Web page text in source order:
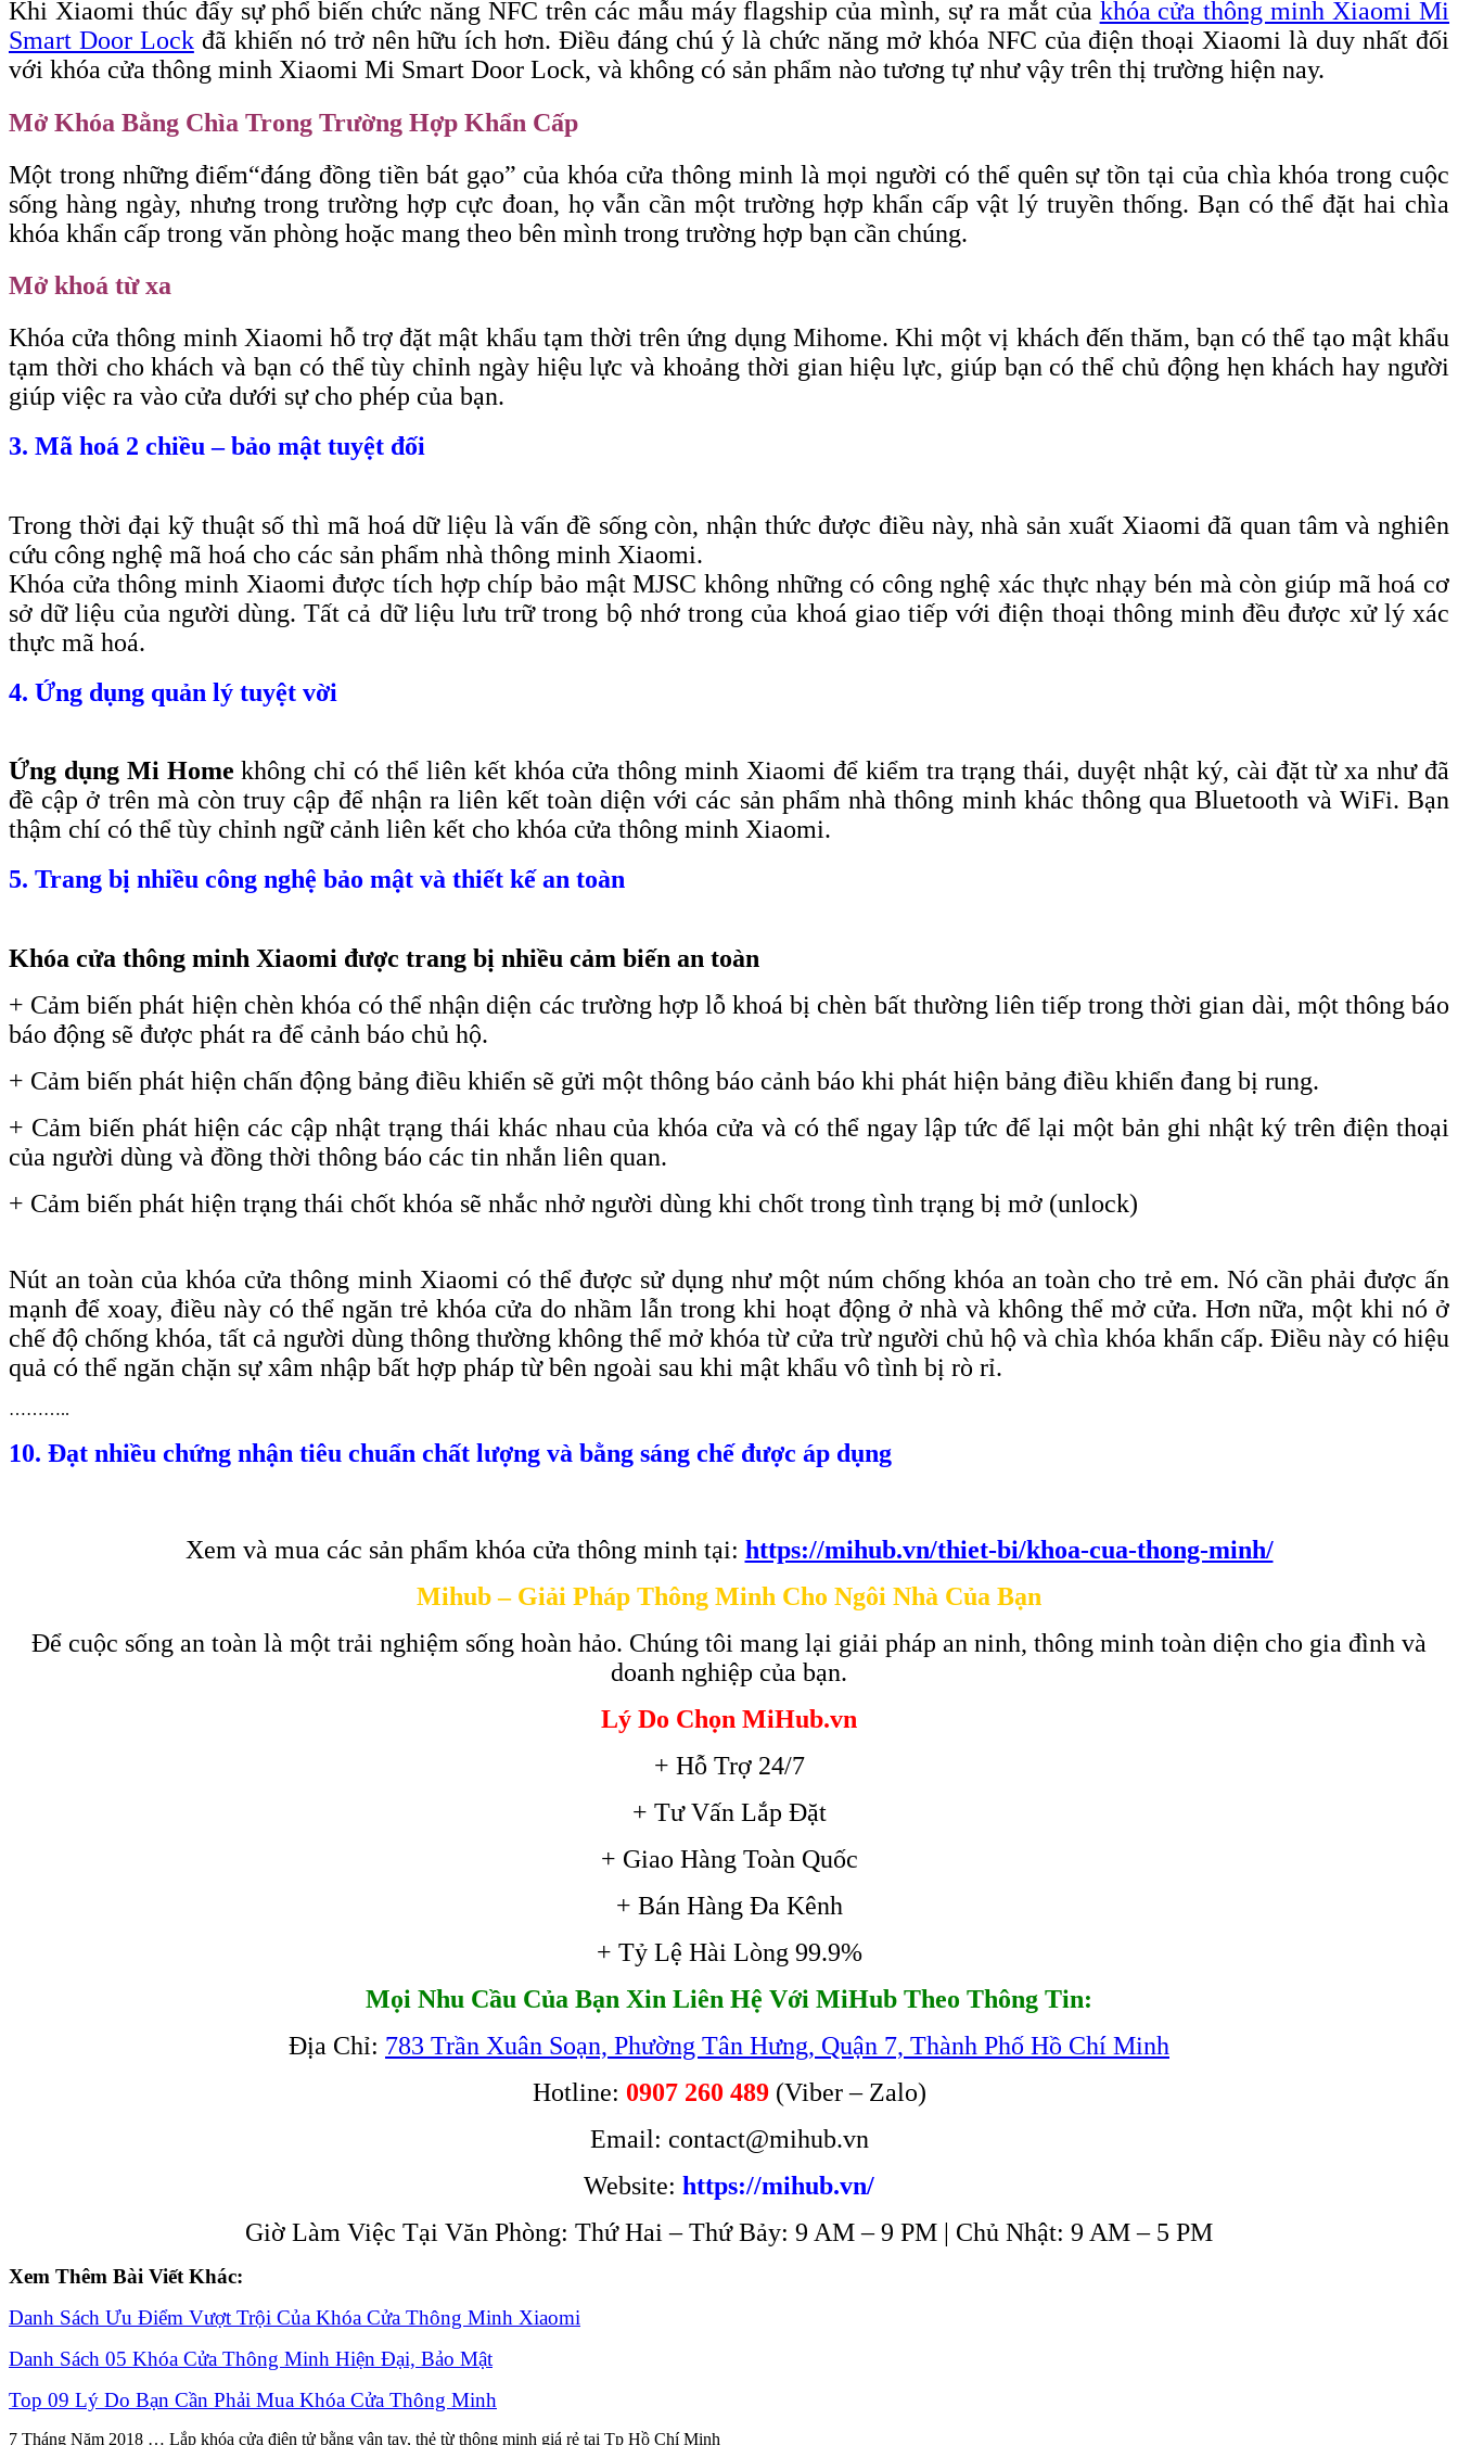
Khi Xiaomi thúc đẩy sự phổ biến chức năng NFC trên các mẫu máy flagship của mình, sự ra mắt của khóa cửa thông minh Xiaomi Mi
Smart Door Lockđã khiến nó trở nên hữu ích hơn. Điều đáng chú ý là chức năng mở khóa NFC của điện thoại Xiaomi là duy nhất đối
với khóa cửa thông minh Xiaomi Mi Smart Door Lock, và không có sản phẩm nào tương tự như vậy trên thị trường hiện nay.
Mở Khóa Bằng Chìa Trong Trường Hợp Khẩn Cấp
Một trong những điểm“đángđồng tiền bát gạo” của khóa cửa thông minh là mọi người có thể quên sự tồn tại của chìa khóa trong cuộc
sống hàng ngày, nhưng trong trường hợp cực đoan, họ vẫn cần một trường hợp khẩn cấp vật lý truyền thống. Bạn có thể đặt hai chìa
khóa khẩn cấp trong văn phòng hoặc mang theo bên mình trong trường hợp bạn cần chúng.
Mở khoá từ xa
Khóa cửa thông minh Xiaomi hỗ trợ đặt mật khẩu tạm thời trên ứng dụng Mihome. Khi một vị khách đến thăm, bạn có thể tạo mật khẩu
tạm thời cho khách và bạn có thể tùy chỉnh ngày hiệu lực và khoảng thời gian hiệu lực, giúp bạn có thể chủ động hẹn khách hay người
giúp việc ra vào cửa dưới sự cho phép của bạn.
3. Mã hoá 2 chiều – bảo mật tuyệt đối
Trong thời đại kỹ thuật số thì mã hoá dữ liệu là vấn đề sống còn, nhận thức được điều này, nhà sản xuất Xiaomi đã quan tâm và nghiên
cứu công nghệ mã hoá cho các sản phẩm nhà thông minh Xiaomi.
Khóa cửa thông minh Xiaomi được tích hợp chíp bảo mật MJSC không những có công nghệ xác thực nhạy bén mà còn giúp mã hoá cơ
sở dữ liệu của người dùng. Tất cả dữ liệu lưu trữ trong bộ nhớ trong của khoá giao tiếp với điện thoại thông minh đều được xử lý xác
thực mã hoá.
4. Ứng dụng quản lý tuyệt vời
Ứng dụng Mi Homekhông chỉ có thể liên kết khóa cửa thông minh Xiaomi để kiểm tra trạng thái, duyệt nhật ký, cài đặt từ xa như đã
đề cập ở trên mà còn truy cập để nhận ra liên kết toàn diện với các sản phẩm nhà thông minh khác thông qua Bluetooth và WiFi. Bạn
thậm chí có thể tùy chỉnh ngữ cảnh liên kết cho khóa cửa thông minh Xiaomi.
5. Trang bị nhiều công nghệ bảo mật và thiết kế an toàn
Khóa cửa thông minh Xiaomi được trang bị nhiều cảm biến an toàn
+ Cảm biến phát hiện chèn khóa có thể nhận diện các trường hợp lỗ khoá bị chèn bất thường liên tiếp trong thời gian dài, một thông báo
báo động sẽ được phát ra để cảnh báo chủ hộ.
+ Cảm biến phát hiện chấn động bảng điều khiển sẽ gửi một thông báo cảnh báo khi phát hiện bảng điều khiển đang bị rung.
+ Cảm biến phát hiện các cập nhật trạng thái khác nhau của khóa cửa và có thể ngay lập tức để lại một bản ghi nhật ký trên điện thoại
của người dùng và đồng thời thông báo các tin nhắn liên quan.
+ Cảm biến phát hiện trạng thái chốt khóa sẽ nhắc nhở người dùng khi chốt trong tình trạng bị mở (unlock)
Nút an toàn của khóa cửa thông minh Xiaomi có thể được sử dụng như một núm chống khóa an toàn cho trẻ em. Nó cần phải được ấn
mạnh để xoay, điều này có thể ngăn trẻ khóa cửa do nhầm lẫn trong khi hoạt động ở nhà và không thể mở cửa. Hơn nữa, một khi nó ở
chế độ chống khóa, tất cả người dùng thông thường không thể mở khóa từ cửa trừ người chủ hộ và chìa khóa khẩn cấp. Điều này có hiệu
quả có thể ngăn chặn sự xâm nhập bất hợp pháp từ bên ngoài sau khi mật khẩu vô tình bị rò rỉ.
………..
10. Đạt nhiều chứng nhận tiêu chuẩn chất lượng và bằng sáng chế được áp dụng
Xem và mua các sản phẩm khóa cửa thông minh tại: https://mihub.vn/thiet-bi/khoa-cua-thong-minh/
Mihub – Giải Pháp Thông Minh Cho Ngôi Nhà Của Bạn
Để cuộc sống an toàn là một trải nghiệm sống hoàn hảo. Chúng tôi mang lại giải pháp an ninh, thông minh toàn diện cho gia đình và
doanh nghiệp của bạn.
Lý Do Chọn MiHub.vn
+ Hỗ Trợ 24/7
+ Tư Vấn Lắp Đặt
+ Giao Hàng Toàn Quốc
+ Bán Hàng Đa Kênh
+ Tỷ Lệ Hài Lòng 99.9%
Mọi Nhu Cầu Của Bạn Xin Liên Hệ Với MiHub Theo Thông Tin:
Địa Chỉ: 783 Trần Xuân Soạn, Phường Tân Hưng, Quận 7, Thành Phố Hồ Chí Minh
Hotline: 0907 260 489(Viber – Zalo)
Email: contact@mihub.vn
Website: https://mihub.vn/
Giờ Làm Việc Tại Văn Phòng: Thứ Hai – Thứ Bảy: 9 AM – 9 PM | Chủ Nhật: 9 AM – 5 PM
Xem Thêm Bài Viết Khác:
Danh Sách Ưu Điểm Vượt Trội Của Khóa Cửa Thông Minh Xiaomi
Danh Sách 05 Khóa Cửa Thông Minh Hiện Đại, Bảo Mật
Top 09 Lý Do Bạn Cần Phải Mua Khóa Cửa Thông Minh
7 Tháng Năm 2018 … Lắp khóa cửa điện tử bằng vân tay, thẻ từ thông minh giá rẻ tại Tp Hồ Chí Minh